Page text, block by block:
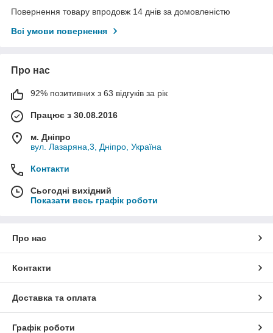
Повернення товару впродовж 14 днів за домовленістю
Всі умови повернення
Про нас
92% позитивних з 63 відгуків за рік
Працює з 30.08.2016
м. Дніпро
вул. Лазаряна,3, Дніпро, Україна
Контакти
Сьогодні вихідний
Показати весь графік роботи
Про нас
Контакти
Доставка та оплата
Графік роботи